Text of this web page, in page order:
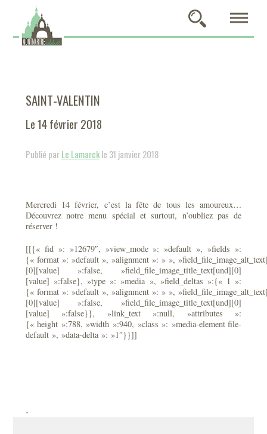
SAINT-VALENTIN
Le 14 février 2018
Publié parLe Lamarckle 31 janvier 2018
Mercredi 14 février, c’est la fête de tous les amoureux…
Découvrez notre menu spécial et surtout, n’oubliez pas de
réserver !
[[{« fid »: »12679″, »view_mode »: »default », »fields »:
{« format »: »default », »alignment »: » »,
[0][value] »:false, »field_file_image_title_text[und][0]
[value] »:false}, »type »: »media », »field_deltas »:{« 1 »:
{« format »: »default », »alignment »: » »,
[0][value] »:false, »field_file_image_title_text[und][0]
[value] »:false}}, »link_text »:null, »attributes »:
{« height »:788, »width »:940, »class »: »media-element file-
default », »data-delta »: »1″}}]]
-